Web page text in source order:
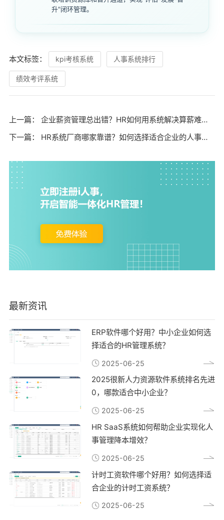
升"闭环管理。
本文标签： kpi考核系统 人事系统排行
绩效考评系统
上一篇： 企业薪资管理总出错？HR如何用系统解决算薪难题？
下一篇： HR系统厂商哪家靠谱？如何选择适合企业的人事管理软件？
最新资讯
ERP软件哪个好用？中小企业如何选
择适合的HR管理系统？
2025-06-25
2025很新人力资源软件系统排名先进
0，哪款适合中小企业？
2025-06-25
HR SaaS系统如何帮助企业实现化人
事管理降本增效？
2025-06-25
计时工资软件哪个好用？如何选择适
合企业的计时工资系统？
2025-06-25